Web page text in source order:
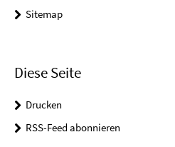
Sitemap
Diese Seite
Drucken
RSS-Feed abonnieren